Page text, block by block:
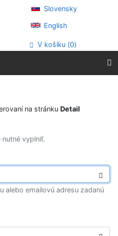
Slovensky
English
V košíku (0)
na stránku Detail
nutné vyplniť.
alebo emailovú adresu zadanú